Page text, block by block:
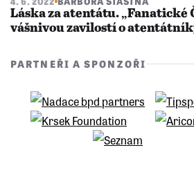
Láska za atentátu. „Fanatické
vášnivou zavilostí o
PARTNEŘI A SPONZOŘI